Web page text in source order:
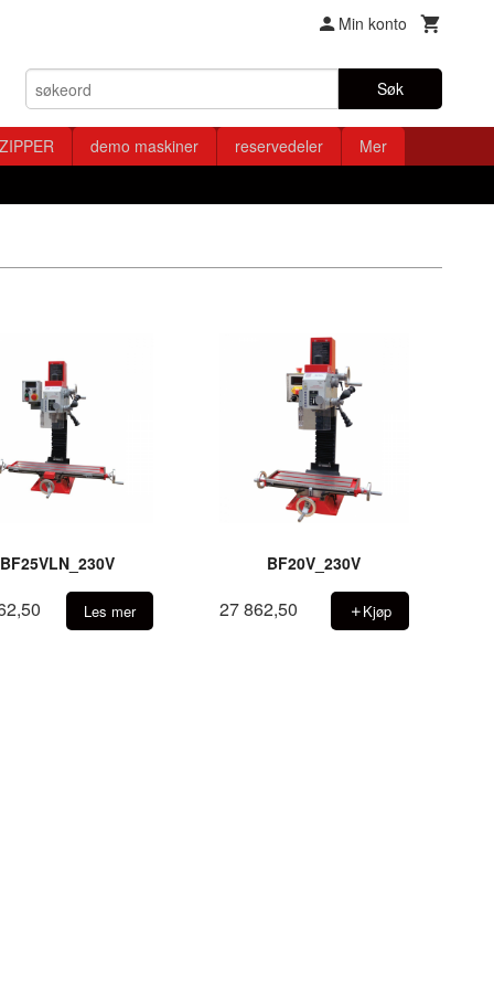
Min konto
Søk
ZIPPER demo maskiner reservedeler Mer
BF25VLN_230V
Les mer
BF20V_230V
27 862,50 Kjøp